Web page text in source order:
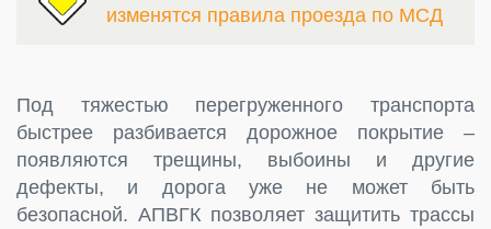
изменятся правила проезда по МСД
Под тяжестью перегруженного транспорта
быстрее разбивается дорожное покрытие –
появляются трещины, выбоины и другие
дефекты, и дорога уже не может быть
безопасной. АПВГК позволяет защитить трассы